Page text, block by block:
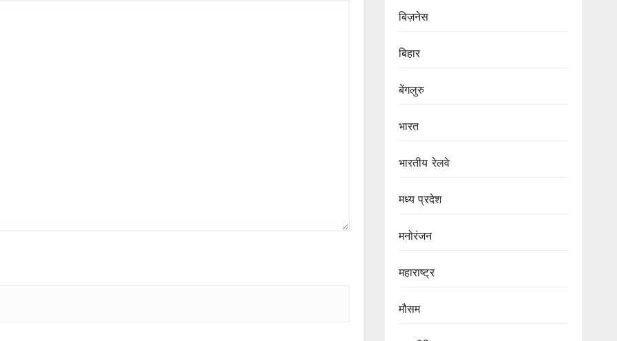
बिज़नेस
बिहार
बेंगलुरु
भारत
भारतीय रेलवे
मध्य प्रदेश
मनोरंजन
महाराष्ट्र
मौसम